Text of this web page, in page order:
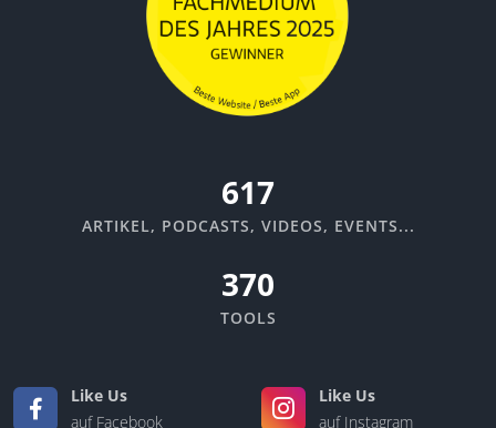
670
ARTIKEL, PODCASTS, VIDEOS, EVENTS...
370
TOOLS
Like Us
auf Facebook
Like Us
auf Instagram